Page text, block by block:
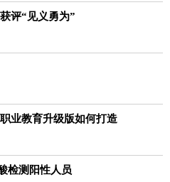
评“见义勇为”
业教育升级版如何打造
检测阳性人员